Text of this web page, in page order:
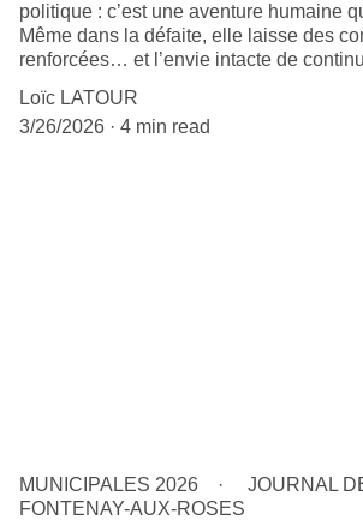
politique : c’est une aventure humaine
Même dans la défaite, elle laisse des
renforcées… et l’envie intacte de
Loïc LATOUR
3/26/2026
4 min read
MUNICIPALES 2026
JOURNAL
FONTENAY-AUX-ROSES